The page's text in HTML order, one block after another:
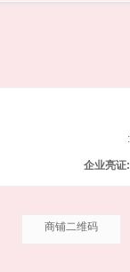
企业亮证:
商铺二维码